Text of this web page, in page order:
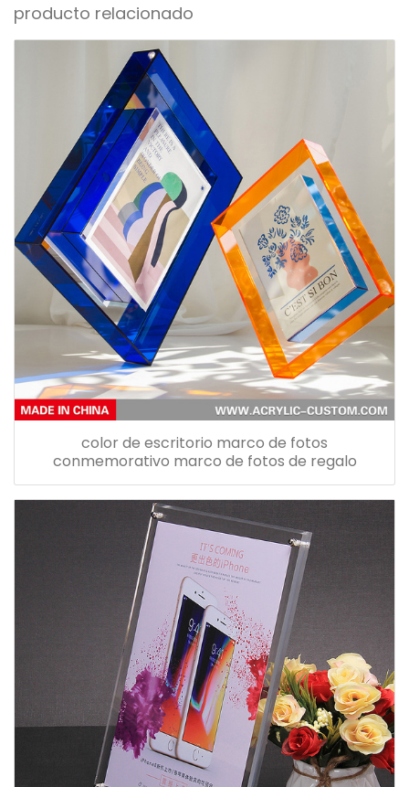
producto relacionado
color de escritorio marco de fotos
conmemorativo marco de fotos de regalo